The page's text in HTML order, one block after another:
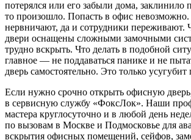
потерялся или его забыли дома, заклинило
то произошло. Попасть в офис невозможно.
нервничают, да и сотрудники переживают.
двери оснащены сложными замочными
трудно вскрыть. Что делать в подобной
главное — не поддаваться панике и не
дверь самостоятельно. Это только усугубит
Если нужно срочно открыть офисную
в сервисную службу «ФоксЛок». Наши
мастера круглосуточно и в любой день
по вызовам в Москве и Подмосковье для
вскрытия офисных помещений, сейфов,